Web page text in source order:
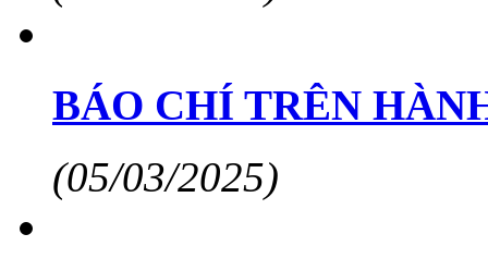
BÁO CHÍ TRÊN
(05/03/2025)